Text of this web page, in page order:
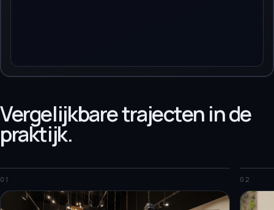
Vergelijkbare trajecten in de
praktijk.
01 02